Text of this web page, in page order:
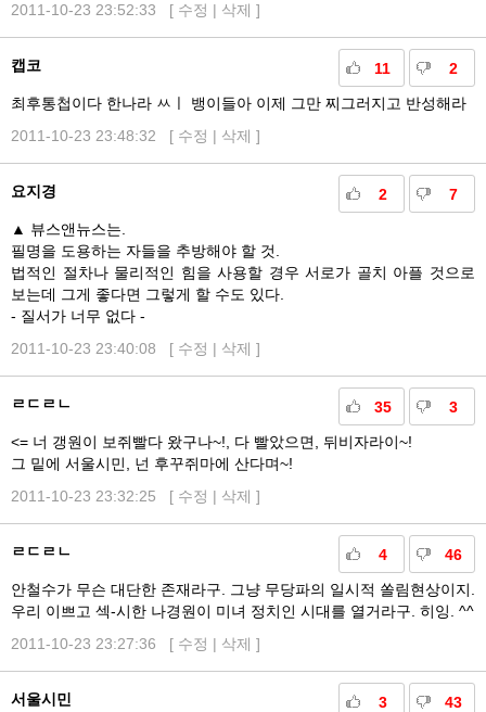
2011-10-23 23:52:33 [ 수정 | 삭제 ]
11 2
캡코
최후통첩이다 한나라 ㅆㅣ 뱅이들아 이제 그만 찌그러지고 반성해라
2011-10-23 23:48:32 [ 수정 | 삭제 ]
2 7
요지경
▲ 뷰스앤뉴스는.
필명을 도용하는 자들을 추방해야 할 것.
법적인 절차나 물리적인 힘을 사용할 경우 서로가 골치 아플 것으로
보는데 그게 좋다면 그렇게 할 수도 있다.
- 질서가 너무 없다 -
2011-10-23 23:40:08 [ 수정 | 삭제 ]
35 3
ㄹㄷㄹㄴ
<= 너 갱원이 보쥐빨다 왔구나~!, 다 빨았으면, 뒤비자라이~!
그 밑에 서울시민, 넌 후꾸쥐마에 산다며~!
2011-10-23 23:32:25 [ 수정 | 삭제 ]
4 46
ㄹㄷㄹㄴ
안철수가 무슨 대단한 존재라구. 그냥 무당파의 일시적 쏠림현상이지.
우리 이쁘고 섹-시한 나경원이 미녀 정치인 시대를 열거라구. 히잉. ^^
2011-10-23 23:27:36 [ 수정 | 삭제 ]
3 43
서울시민